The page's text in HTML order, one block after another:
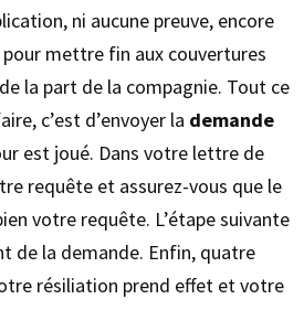
ni aucune preuve, encore
mettre fin aux couvertures
la part de la compagnie. Tout ce
c’est d’envoyer la demande
est joué. Dans votre lettre de
requête et assurez-vous que le
votre requête. L’étape suivante
de la demande. Enfin, quatre
résiliation prend effet et votre